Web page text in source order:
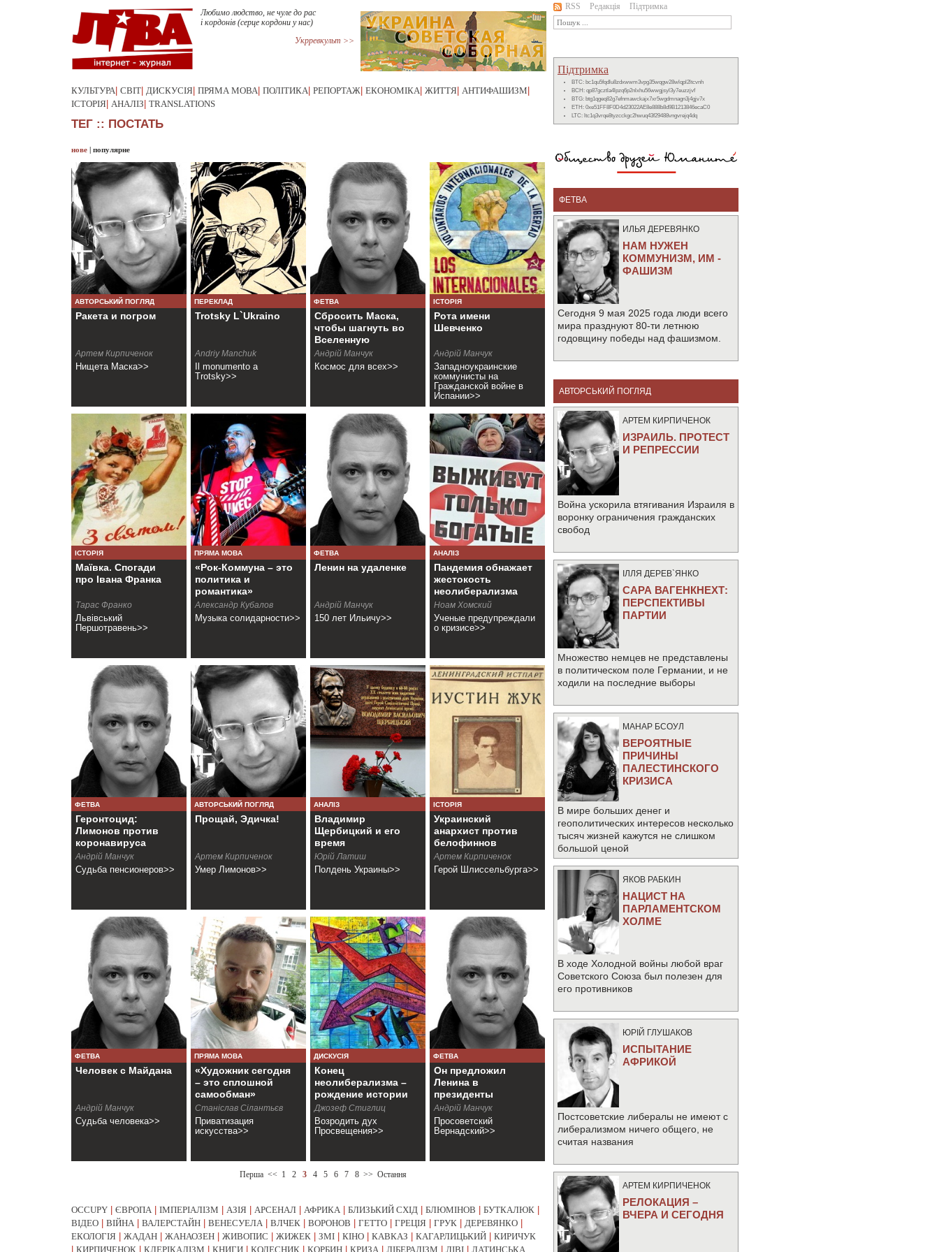
Любимо людство, не чуле до рас
і кордонів (серце кордони у нас)
Укрревкульт >>
КУЛЬТУРА СВІТ ДИСКУСІЯ ПРЯМА МОВА ПОЛІТИКА РЕПОРТАЖ ЕКОНОМІКА ЖИТТЯ АНТИФАШИЗМ
ІСТОРІЯ АНАЛІЗ TRANSLATIONS
ТЕГ :: ПОСТАТЬ
нове | популярне
АВТОРСЬКИЙ ПОГЛЯД
Ракета и погром
Артем Кирпиченок
Нищета Маска>>
ПЕРЕКЛАД
Trotsky L`Ukraino
Andriy Manchuk
Il monumento a
Trotsky>>
ФЕТВА
Сбросить Маска,
чтобы шагнуть во
Вселенную
Андрій Манчук
Космос для всех>>
ІСТОРІЯ
Рота имени
Шевченко
Андрій Манчук
Западноукраинские
коммунисты на
Гражданской войне в
Испании>>
ІСТОРІЯ
Маївка. Спогади
про Івана Франка
Тарас Франко
Львівський
Першотравень>>
ПРЯМА МОВА
«Рок-Коммуна – это
политика и
романтика»
Александр Кубалов
Музыка солидарности>>
ФЕТВА
Ленин на удаленке
Андрій Манчук
150 лет Ильичу>>
АНАЛІЗ
Пандемия обнажает
жестокость
неолиберализма
Ноам Хомский
Ученые предупреждали
о кризисе>>
ФЕТВА
Геронтоцид:
Лимонов против
коронавируса
Андрій Манчук
Судьба пенсионеров>>
АВТОРСЬКИЙ ПОГЛЯД
Прощай, Эдичка!
Артем Кирпиченок
Умер Лимонов>>
АНАЛІЗ
Владимир
Щербицкий и его
время
Юрій Латиш
Полдень Украины>>
ІСТОРІЯ
Украинский
анархист против
белофиннов
Артем Кирпиченок
Герой Шлиссельбурга>>
ФЕТВА
Человек с Майдана
Андрій Манчук
Судьба человека>>
ПРЯМА МОВА
«Художник сегодня
– это сплошной
самообман»
Станіслав Сілантьєв
Приватизация
искусства>>
ДИСКУСІЯ
Конец
неолиберализма –
рождение истории
Джозеф Стиглиц
Возродить дух
Просвещения>>
ФЕТВА
Он предложил
Ленина в
президенты
Андрій Манчук
Просоветский
Вернадский>>
Перша << 1 2 3 4 5 6 7 8 >> Остання
OCCUPY ЄВРОПА ІМПЕРІАЛІЗМ АЗІЯ АРСЕНАЛ АФРИКА БЛИЗЬКИЙ СХІД БЛЮМІНОВ БУТКАЛЮК
ВІДЕО
ВІЙНА ВАЛЕРСТАЙН ВЕНЕСУЕЛА ВЛЧЕК ВОРОНОВ ГЕТТО ГРЕЦІЯ ГРУК ДЕРЕВЯНКО
ЕКОЛОГІЯ
ЖАДАН ЖАНАОЗЕН ЖИВОПИС ЖИЖЕК ЗМІ КІНО КАВКАЗ КАГАРЛИЦЬКИЙ
КИРИЧУК
КИРПИЧЕНОК КЛЕРІКАЛІЗМ КНИГИ КОЛЕСНИК КОРБИН КРИЗА ЛІБЕРАЛІЗМ ЛІВІ ЛАТИНСЬКА
RSS Редакція Підтримка
Підтримка
BTC: bc1qu5fqdlu8zdxwwm3vpg35wqgw28wlqpl2ltcvnh
BCH: qp87gcztla4lpzq6p2nlxhu56wwgjsyl3y7euzzjvf
BTG: btg1qgeq82g7efnmawckajx7xr5wgdmnagn3j4gjv7x
ETH: 0xe51FF8F0D4d23022AE8e888b8d9B1213846ecaC0
LTC: ltc1q3vrqe8tyzcckgc2hwuq43f29488vngvrejq4dq
ФЕТВА
ИЛЬЯ ДЕРЕВЯНКО
НАМ НУЖЕН
КОММУНИЗМ, ИМ -
ФАШИЗМ
Сегодня 9 мая 2025 года люди всего
мира празднуют 80-ти летнюю
годовщину победы над фашизмом.
АВТОРСЬКИЙ ПОГЛЯД
АРТЕМ КИРПИЧЕНОК
ИЗРАИЛЬ. ПРОТЕСТ
И РЕПРЕССИИ
Война ускорила втягивания Израиля в
воронку ограничения гражданских
свобод
IЛЛЯ ДЕРЕВ`ЯНКО
САРА ВАГЕНКНЕХТ:
ПЕРСПЕКТИВЫ
ПАРТИИ
Множество немцев не представлены
в политическом поле Германии, и не
ходили на последние выборы
МАНАР БСОУЛ
ВЕРОЯТНЫЕ
ПРИЧИНЫ
ПАЛЕСТИНСКОГО
КРИЗИСА
В мире больших денег и
геополитических интересов несколько
тысяч жизней кажутся не слишком
большой ценой
ЯКОВ РАБКИН
НАЦИСТ НА
ПАРЛАМЕНТСКОМ
ХОЛМЕ
В ходе Холодной войны любой враг
Советского Союза был полезен для
его противников
ЮРIЙ ГЛУШАКОВ
ИСПЫТАНИЕ
АФРИКОЙ
Постсоветские либералы не имеют с
либерализмом ничего общего, не
считая названия
АРТЕМ КИРПИЧЕНОК
РЕЛОКАЦИЯ –
ВЧЕРА И СЕГОДНЯ